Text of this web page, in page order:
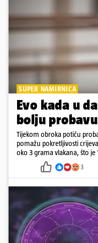
SUPER NAMIRNICA
Evo kada u
bolju
Tijekom obroka potiču
pomažu pokretljivosti
oko 3 grama vlakana, što
3